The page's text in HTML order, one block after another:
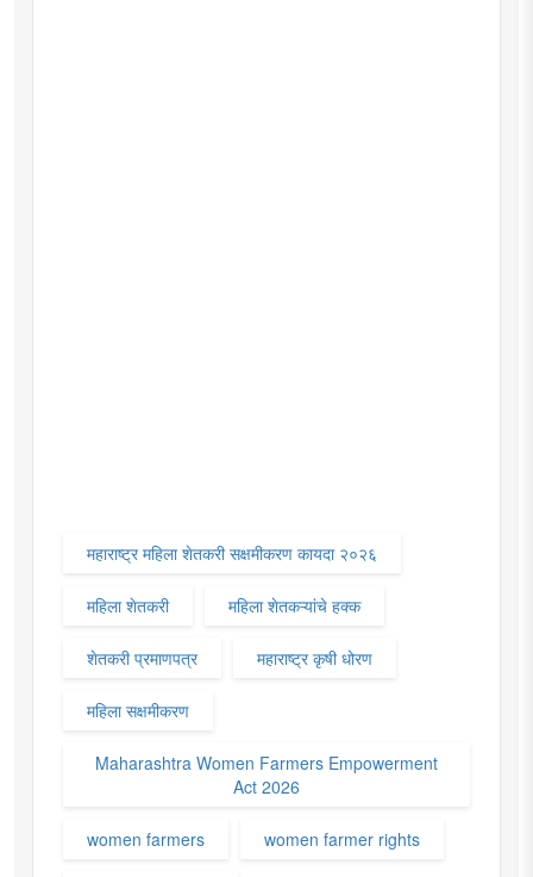
महाराष्ट्र महिला शेतकरी सक्षमीकरण कायदा २०२६
महिला शेतकरी महिला शेतकऱ्यांचे हक्क
शेतकरी प्रमाणपत्र महाराष्ट्र कृषी धोरण
महिला सक्षमीकरण
Maharashtra Women Farmers Empowerment
Act 2026
women farmers women farmer rights